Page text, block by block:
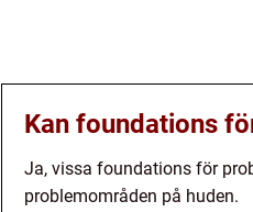
Kan foundations
Ja, vissa foundations för
problemområden på huden.